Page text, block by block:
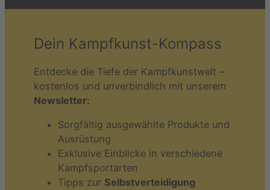
Dein Kampfkunst-Kompass
Entdecke die Tiefe der Kampfkunstwelt –
kostenlos und unverbindlich mit unserem
Newsletter:
Sorgfältig ausgewählte Produkte und
Ausrüstung
Exklusive Einblicke in verschiedene
Kampfsportarten
Tipps zur Selbstverteidigung